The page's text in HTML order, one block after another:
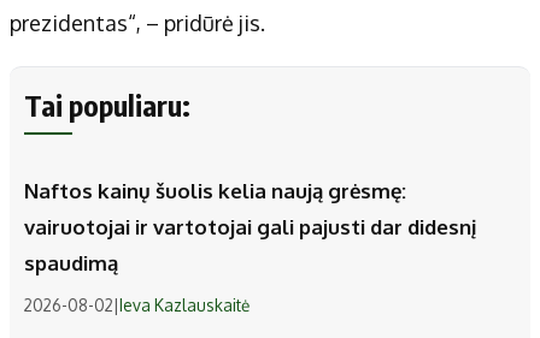
prezidentas“, – pridūrė jis.
Tai populiaru:
Naftos kainų šuolis kelia naują grėsmę:
vairuotojai ir vartotojai gali pajusti dar didesnį
spaudimą
2026-08-02|Ieva Kazlauskaitė